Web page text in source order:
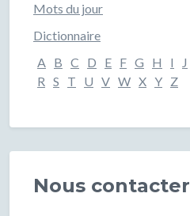
Mots du jour
Dictionnaire
A B C D E F G H I J
R S T U V W X Y Z
Nous contacter